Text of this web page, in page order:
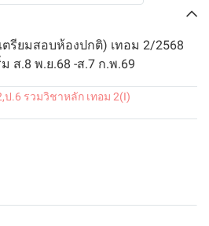
รียมสอบห้องปกติ) เทอม 2/2568
ม ส.8 พ.ย.68 -ส.7 ก.พ.69
,ป.6 รวมวิชาหลัก เทอม 2(I)